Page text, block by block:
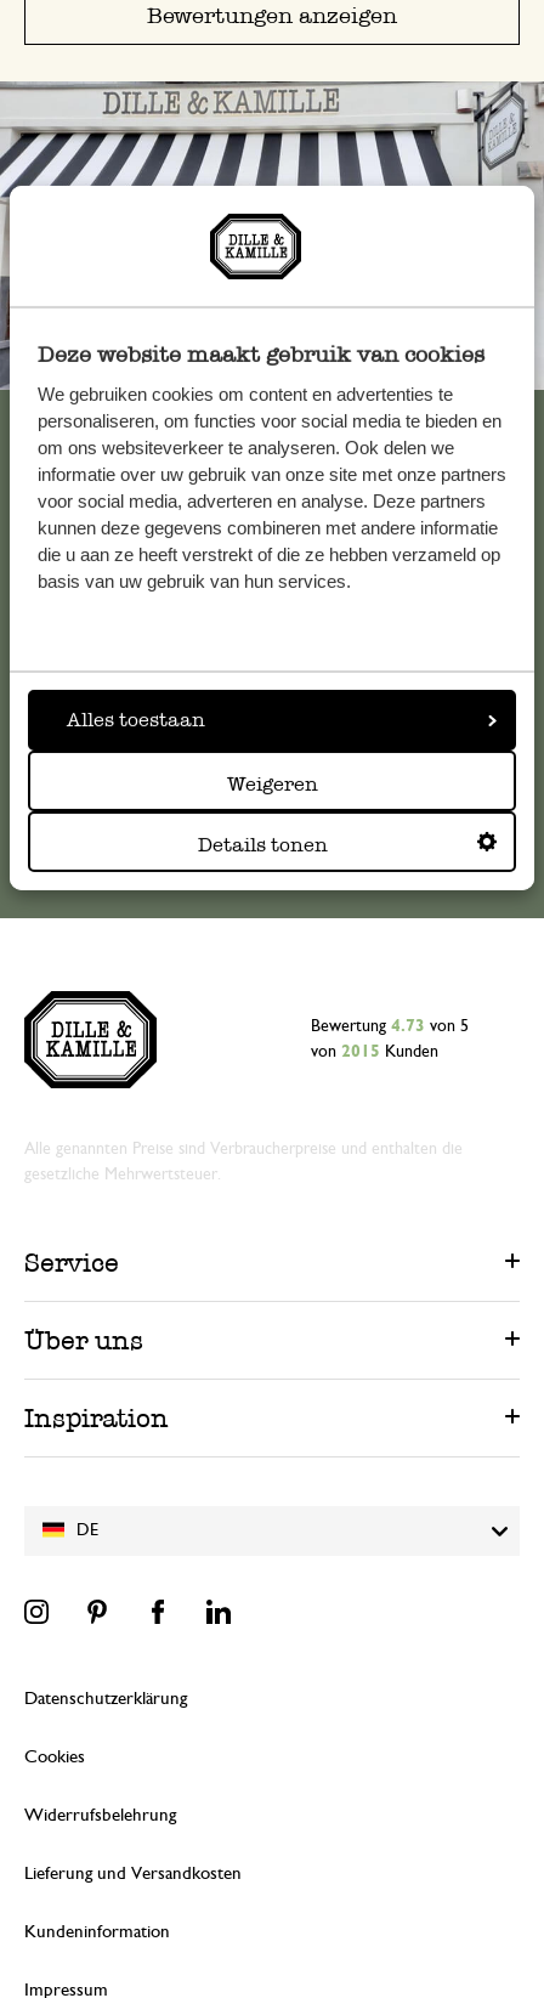
Deze website maakt gebruik van cookies
We gebruiken cookies om content en advertenties te
personaliseren, om functies voor social media te bieden en
om ons websiteverkeer te analyseren. Ook delen we
informatie over uw gebruik van onze site met onze partners
voor social media, adverteren en analyse. Deze partners
kunnen deze gegevens combineren met andere informatie
die u aan ze heeft verstrekt of die ze hebben verzameld op
basis van uw gebruik van hun services.
Alles toestaan
Weigeren
Details tonen
Bewertungen anzeigen
Immer in der Nähe
Alle 62 Geschäfte anzeigen
Kundenservice/Hilfe
Falls Sie Fragen haben oder Tipps und Hilfe brauchen, wenden
kundenservice@dille-kamille.de
DE
Bewertung 4.73 von 5
von 2015 Kunden
Alle genannten Preise sind Verbraucherpreise und enthalten die
gesetzliche Mehrwertsteuer.
Service
Über uns
Inspiration
Datenschutzerklärung
Cookies
Widerrufsbelehrung
Lieferung und Versandkosten
Kundeninformation
Impressum